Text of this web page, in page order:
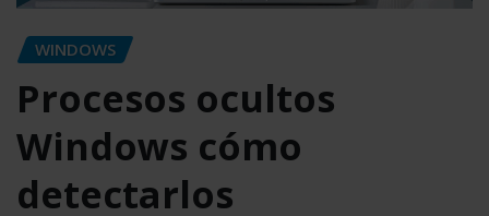
WINDOWS
Procesos ocultos
Windows cómo
detectarlos